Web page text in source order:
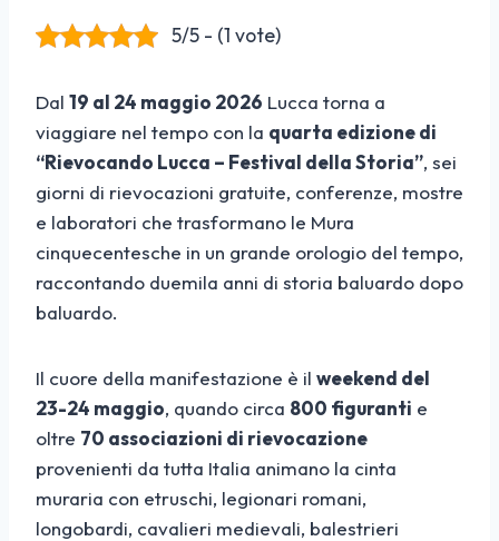
5/5 - (1 vote)
Dal 19 al 24 maggio 2026 Lucca torna a
viaggiare nel tempo con la quarta edizione di
“Rievocando Lucca – Festival della Storia”, sei
giorni di rievocazioni gratuite, conferenze, mostre
e laboratori che trasformano le Mura
cinquecentesche in un grande orologio del tempo,
raccontando duemila anni di storia baluardo dopo
baluardo.
Il cuore della manifestazione è il weekend del
23-24 maggio, quando circa 800 figuranti e
oltre 70 associazioni di rievocazione
provenienti da tutta Italia animano la cinta
muraria con etruschi, legionari romani,
longobardi, cavalieri medievali, balestrieri